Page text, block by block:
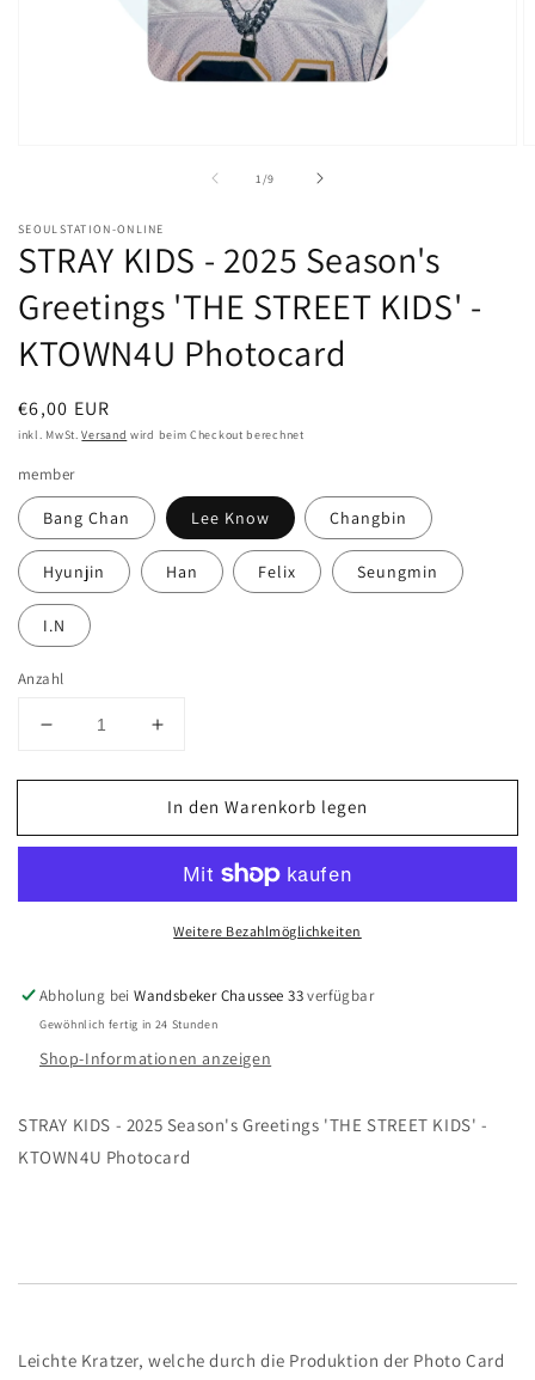
öffnen
1 /
von
9
SEOULSTATION-ONLINE
STRAY KIDS - 2025 Season's
Greetings 'THE STREET KIDS' -
KTOWN4U Photocard
Normaler
Preis
€6,00 EUR
inkl. MwSt.Versand wird beim Checkout berechnet
member
Bang Chan Lee Know Changbin
Hyunjin Han Felix Seungmin
I.N
Anzahl
Verringere
Menge
STRAY
Season&#39;s
&#39;THE
STREET
KIDS&#39;
-
Erhöhe
Menge
für
STRAY
Season&#39;s
&#39;THE
KIDS&#39;
-
In den Warenkorb legen
Weitere Bezahlmöglichkeiten
Abholung beiWandsbeker Chaussee 33verfügbar
Gewöhnlich fertig in 24 Stunden
Shop-Informationen anzeigen
STRAY KIDS - 2025 Season's Greetings 'THE STREET KIDS' -
KTOWN4U Photocard
Leichte Kratzer, welche durch die Produktion der Photo Card